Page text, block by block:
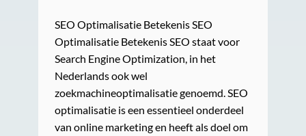
SEO Optimalisatie Betekenis SEO
Optimalisatie Betekenis SEO staat voor
Search Engine Optimization, in het
Nederlands ook wel
zoekmachineoptimalisatie genoemd. SEO
optimalisatie is een essentieel onderdeel
van online marketing en heeft als doel om